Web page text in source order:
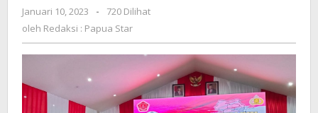
Panglima
TNI
dan
Kapolri
Januari 10, 2023
oleh
Redaksi
:
-
720 Dilihat
oleh Redaksi : Papua Star